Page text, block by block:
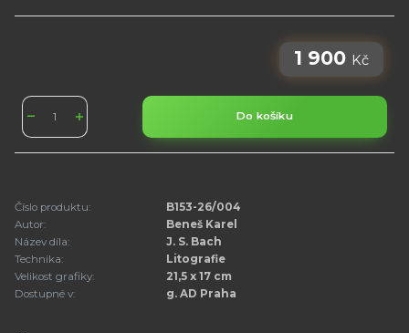
1 900 Kč
Do košíku
Číslo produktu:
B153-26/004
Autor:
Beneš Karel
Název díla:
J. S. Bach
Technika:
Litografie
Velikost grafiky:
21,5 x 17 cm
Dostupné v:
g. AD Praha